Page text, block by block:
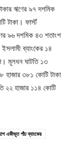
ঋণের ৯৭ দশমিক
টাকা। ফার্স্ট
৯৬ দশমিক ৪৩ শতাংশ
ব্যাংকের ১৪
মূলধন ঘাটতি ১৩
হাজার ৩৮১ কোটি টাকা
২২ হাজার ১১৪ কোটি
একীভূত পাঁচ ব্যাংকের